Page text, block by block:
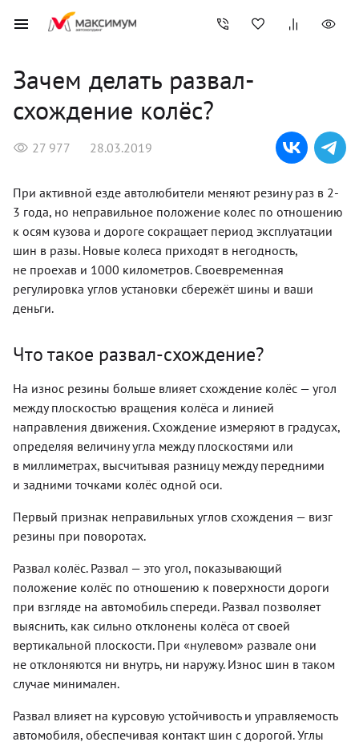
Зачем делать развал-
схождение колёс?
27 977 28.03.2019
При активной езде автолюбители меняют резину раз в 2-
3 года, но неправильное положение колес по отношению
к осям кузова и дороге сокращает период эксплуатации
шин в разы. Новые колеса приходят в негодность,
не проехав и 1000 километров. Своевременная
регулировка углов установки сбережёт шины и ваши
деньги.
Что такое развал-схождение?
На износ резины больше влияет схождение колёс — угол
между плоскостью вращения колёса и линией
направления движения. Схождение измеряют в градусах,
определяя величину угла между плоскостями или
в миллиметрах, высчитывая разницу между передними
и задними точками колёс одной оси.
Первый признак неправильных углов схождения — визг
резины при поворотах.
Развал колёс. Развал — это угол, показывающий
положение колёс по отношению к поверхности дороги
при взгляде на автомобиль спереди. Развал позволяет
выяснить, как сильно отклонены колёса от своей
вертикальной плоскости. При «нулевом» развале они
не отклоняются ни внутрь, ни наружу. Износ шин в таком
случае минимален.
Развал влияет на курсовую устойчивость и управляемость
автомобиля, обеспечивая контакт шин с дорогой. Углы